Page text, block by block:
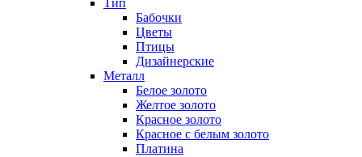
Тип
Бабочки
Цветы
Птицы
Дизайнерские
Металл
Белое золото
Желтое золото
Красное золото
Красное с белым золото
Платина